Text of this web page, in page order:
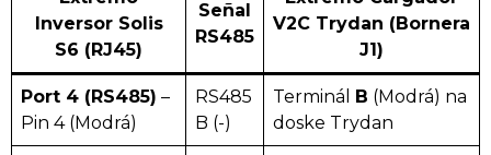
Inversor Solis
S6 (RJ45)
Señal
RS485
V2C Trydan (Bornera
J1)
Port 4 (RS485) –
Pin 4 (Modrá)
RS485
B (-)
Terminál B (Modrá) na
doske Trydan